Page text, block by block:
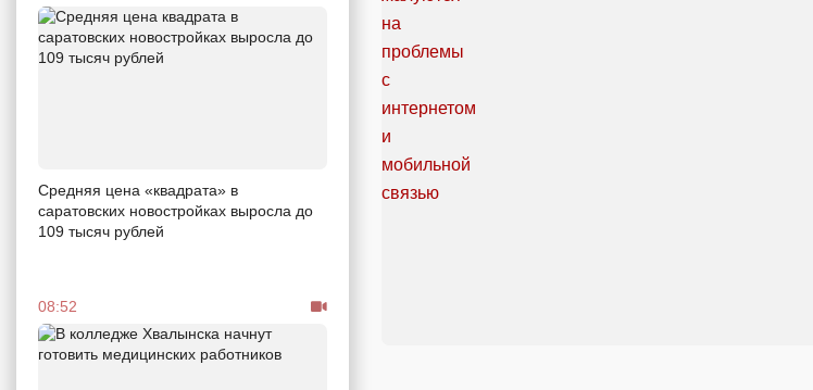
Средняя цена «квадрата» в
саратовских новостройках выросла до
109 тысяч рублей
08:52